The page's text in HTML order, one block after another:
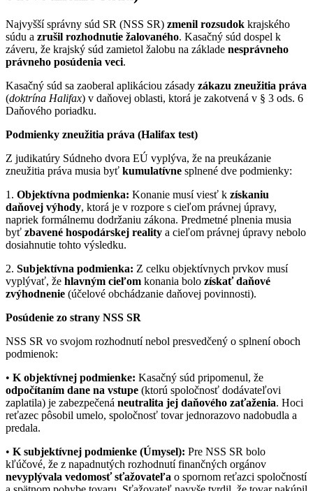
Najvyšší správny súd SR (NSS SR) zmenil rozsudok krajského
súdu a zrušil rozhodnutie žalovaného. Kasačný súd dospel k
záveru, že krajský súd zamietol žalobu na základe nesprávneho
právneho posúdenia veci.
Kasačný súd sa zaoberal aplikáciou zásady zákazu zneužitia práva
(doktrína Halifax) v daňovej oblasti, ktorá je zakotvená v § 3 ods. 6
Daňového poriadku.
Podmienky zneužitia práva (Halifax test)
Z judikatúry Súdneho dvora EÚ vyplýva, že na preukázanie
zneužitia práva musia byť kumulatívne splnené dve podmienky:
1. Objektívna podmienka: Konanie musí viesť k získaniu
daňovej výhody, ktorá je v rozpore s cieľom právnej úpravy,
napriek formálnemu dodržaniu zákona. Predmetné plnenia musia
byť zbavené hospodárskej reality a cieľom právnej úpravy nebolo
dosiahnutie tohto výsledku.
2. Subjektívna podmienka: Z celku objektívnych prvkov musí
vyplývať, že hlavným cieľom konania bolo získať daňové
zvýhodnenie (účelové obchádzanie daňovej povinnosti).
Posúdenie zo strany NSS SR
NSS SR vo svojom rozhodnutí nebol presvedčený o splnení oboch
podmienok:
• K objektívnej podmienke: Kasačný súd pripomenul, že
odpočítaním dane na vstupe (ktorú spoločnosť dodávateľovi
zaplatila) je zabezpečená neutralita jej daňového zaťaženia. Hoci
reťazec pôsobil umelo, spoločnosť tovar jednorazovo nadobudla a
predala.
• K subjektívnej podmienke (Úmysel): Pre NSS SR bolo
kľúčové, že z napadnutých rozhodnutí finančných orgánov
nevyplývala vedomosť sťažovateľa o spornom reťazci spoločností